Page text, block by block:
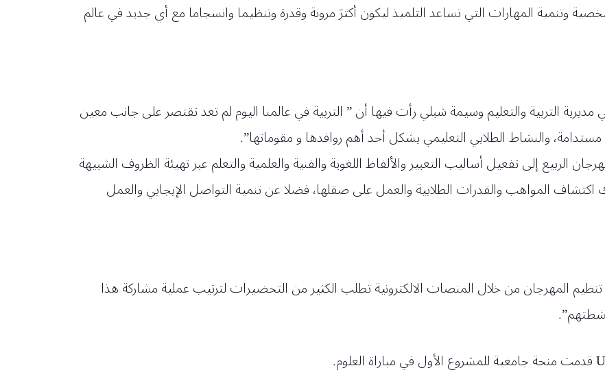
وتنمية المهارات التي تساعد التلميذ ليكون أكثرَ مرونة وقدرة وتنظيما وانسجاما مع أي جديد في عالم
التربية والتعليم وسيمة شبلي رأت فيها أن ” التربية في عالمنا اليوم لم تعد تقتصر على جانب معين
والنشاط الطلابي التعليمي يشكل أحد أهم روافدها و مقوماتها”.
إلى تفعيل أساليب التعبير والألفاظ اللغوية والفنية والعلمية والتعلم عبر تهيئة الظروف الشبيهة
المواهب والقدرات الطلابية والعمل على صقلها، فضلا عن تنمية التواصل الإيجابي والعمل
المهرجان من خلال المنصات الالكترونية تطلب الكثير من التحضيرات لترتيب عملية مشاركة هذا